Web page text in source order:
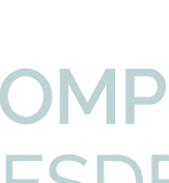
Mate Linea Fulton